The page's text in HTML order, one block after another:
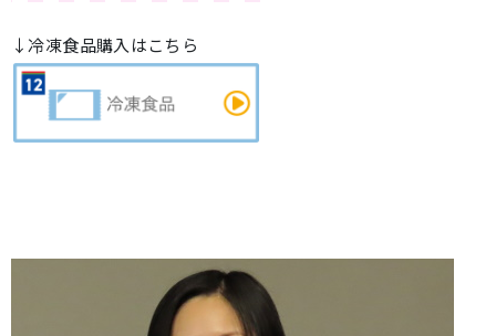
↓冷凍食品購入はこちら